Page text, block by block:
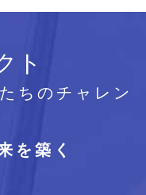
ト
ちのチャレン
を築く